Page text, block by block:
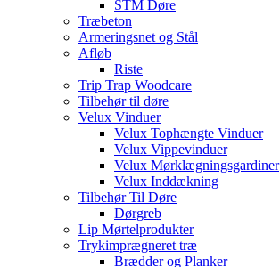
STM Døre
Træbeton
Armeringsnet og Stål
Afløb
Riste
Trip Trap Woodcare
Tilbehør til døre
Velux Vinduer
Velux Tophængte Vinduer
Velux Vippevinduer
Velux Mørklægningsgardiner
Velux Inddækning
Tilbehør Til Døre
Dørgreb
Lip Mørtelprodukter
Trykimprægneret træ
Brædder og Planker